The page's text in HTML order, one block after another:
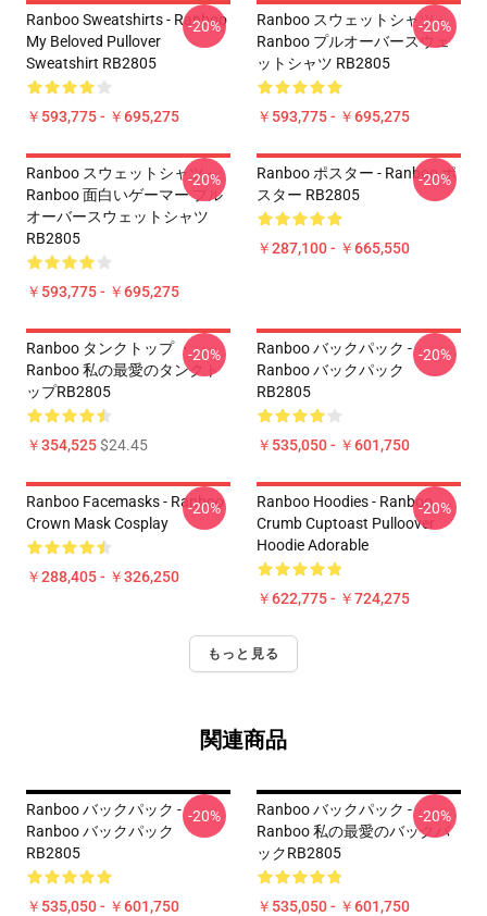
Ranboo Sweatshirts - Ranboo
My Beloved Pullover
Sweatshirt RB2805
￥593,775 - ￥695,275
-20%
Ranboo スウェットシャツ -
Ranboo プルオーバースウェ
ットシャツ RB2805
￥593,775 - ￥695,275
-20%
Ranboo スウェットシャツ -
Ranboo 面白いゲーマー プル
オーバースウェットシャツ
RB2805
￥593,775 - ￥695,275
-20%
Ranboo ポスター - Ranboo ポ
スター RB2805
￥287,100 - ￥665,550
-20%
Ranboo タンクトップ ・
Ranboo 私の最愛のタンクト
ップRB2805
￥354,525$24.45
-20%
Ranboo バックパック -
Ranboo バックパック
RB2805
￥535,050 - ￥601,750
-20%
Ranboo Facemasks - Ranboo
Crown Mask Cosplay
￥288,405 - ￥326,250
-20%
Ranboo Hoodies - Ranboo
Crumb Cuptoast Pulloover
Hoodie Adorable
￥622,775 - ￥724,275
-20%
もっと見る
関連商品
Ranboo バックパック -
Ranboo バックパック
RB2805
￥535,050 - ￥601,750
-20%
Ranboo バックパック -
Ranboo 私の最愛のバックパ
ックRB2805
￥535,050 - ￥601,750
-20%